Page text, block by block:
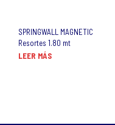
SPRINGWALL MAGNETIC
Resortes 1.80 mt
LEER MÁS